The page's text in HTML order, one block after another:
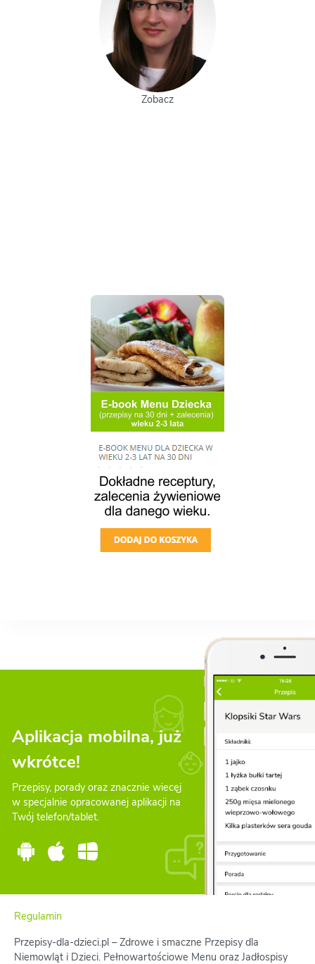
Aplikacja mobilna, już
wkrótce!
Przepisy, porady oraz znacznie wiecęj
w specjalnie opracowanej aplikacji na
Twój telefon/tablet.
Regulamin
Przepisy-dla-dzieci.pl – Zdrowe i smaczne Przepisy dla
Niemowląt i Dzieci. Pełnowartościowe Menu oraz Jadłospisy